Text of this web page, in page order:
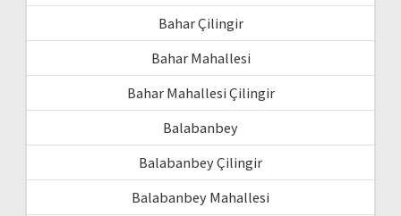
Bahar Çilingir
Bahar Mahallesi
Bahar Mahallesi Çilingir
Balabanbey
Balabanbey Çilingir
Balabanbey Mahallesi